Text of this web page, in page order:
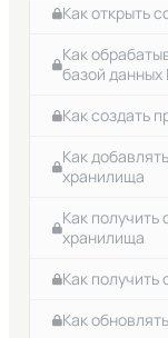
Как открыть
Как
базой данных
Как создать
Как
хранилища
Как получить
хранилища
Как получить
Как